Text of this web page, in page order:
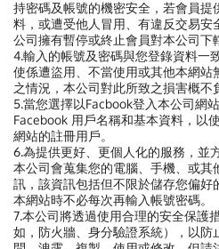
持密碼及帳號的機密安全，若會員提
料，或遭受他人冒用、有違反交易安
公司擁有暫停或終止會員對本公司下
4.輸入的帳號及密碼與您登錄資料一
使係遭盜用、不當使用或其他本網站
之情況，本公司對此所致之損害概不
5.當您選擇以Facbook登入本公司網
Facebook 用戶名稱和基本資料，以
網站的註冊用戶。
6.為提供更好、更個人化的服務，並
本公司會蒐集您的電腦、手機、或其
訊，該資訊包括但不限於儲存您偏好
本網站時不必每次再輸入帳號密碼。
7.本公司將透過使用合理的安全保護
如，防火牆、身分驗證系統），以防